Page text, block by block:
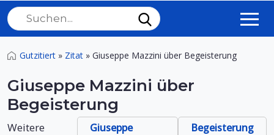
Gutzitiert » Zitat » Giuseppe Mazzini über Begeisterung
Giuseppe Mazzini über
Begeisterung
Weitere
Giuseppe
Begeisterung